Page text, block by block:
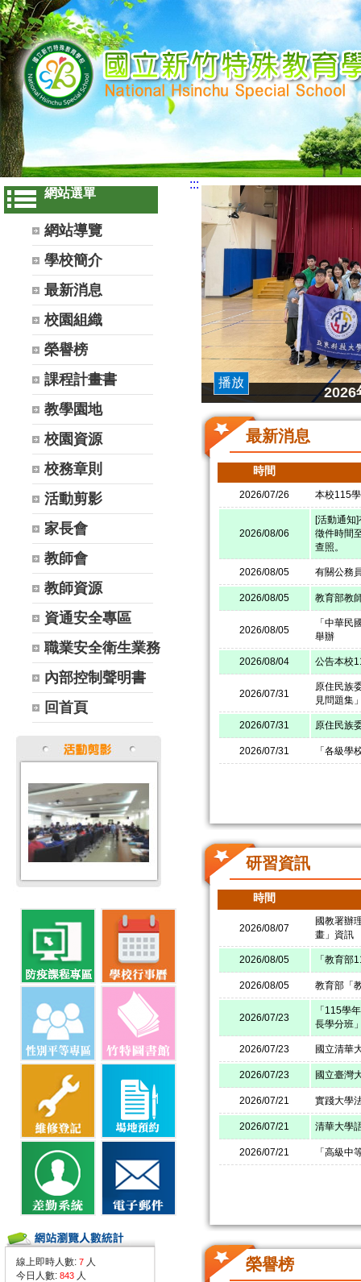
網站選單
網站導覽
學校簡介
最新消息
校園組織
榮譽榜
課程計畫書
教學園地
校園資源
校務章則
活動剪影
家長會
教師會
教師資源
資通安全專區
職業安全衛生業務
內部控制聲明書
回首頁
線上即時人數: 7 人
今日人數: 843 人
:::
播放
2026
最新消息
時間
2026/07/26 本校115
2026/08/06
[活動通知
徵件時間
查照。
2026/08/05 有關公務
2026/08/05 教育部教
2026/08/05
「中華
舉辦
2026/08/04 公告本校
2026/07/31
原住民族
見問題集
2026/07/31 原住民族
2026/07/31 「各級
研習資訊
時間
2026/08/07
國教署辦
畫」資訊
2026/08/05 「教育部
2026/08/05 教育部「
2026/07/23
「115學
長學分班
2026/07/23 國立清華
2026/07/23 國立臺灣
2026/07/21 實踐大學
2026/07/21 清華大學
2026/07/21 「高級
榮譽榜